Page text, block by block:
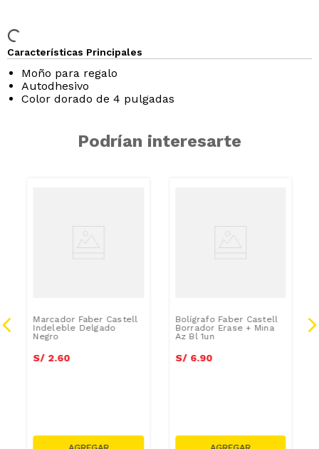
Características Principales
Moño para regalo
Autodhesivo
Color dorado de 4 pulgadas
Podrían interesarte
Marcador Faber Castell
Indeleble Delgado
Negro
S/ 2.60
Bolígrafo Faber Castell
Borrador Erase + Mina
Az Bl 1un
S/ 6.90